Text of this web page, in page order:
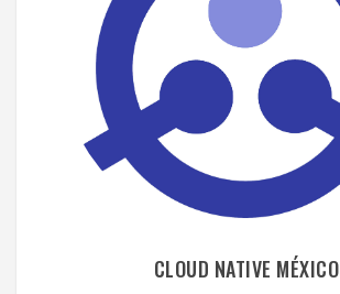
CLOUD NATIVE MÉXICO